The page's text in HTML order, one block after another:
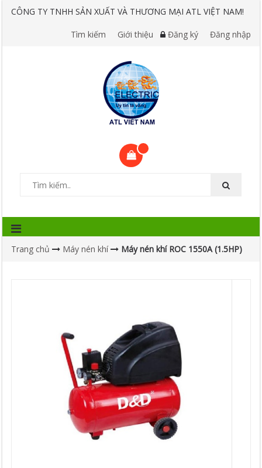
CÔNG TY TNHH SẢN XUẤT VÀ THƯƠNG MẠI ATL VIỆT NAM!
Tìm kiếm Giới thiệu Đăng ký Đăng nhập
Trang chủ Máy nén khí Máy nén khí ROC 1550A (1.5HP)